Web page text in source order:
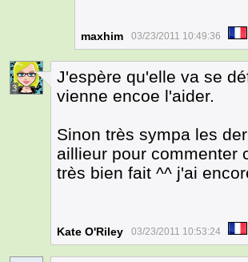
maxhim 03/23/2011 10:49:36
3
J'espère qu'elle va se
vienne encoe l'aider.
Sinon très sympa les
aillieur pour commenter
très bien fait ^^ j'ai
Kate O'Riley 03/23/2011 10:53:24